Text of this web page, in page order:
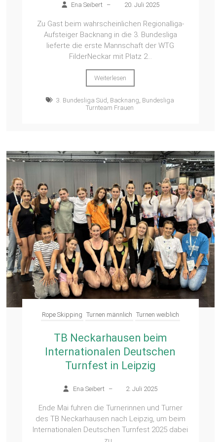
Ena Seibert – 20. Juli 2025
Zu Gast beim wahrscheinlichen Regionalliga-
Aufsteiger Backnang in die 3. Bundesliga
lieferte die erste Mannschaft der WTG
FilderNeckar mit Platz 2...
Weiterlesen
3. Bundesliga Süd Backnang Bundesliga
Turnteam Frauen
Rope Skipping Turnen männlich Turnen weiblich
TB Neckarhausen beim
Internationalen Deutschen
Turnfest in Leipzig
Ena Seibert – 2. Juli 2025
Ende Mai fuhren die Turnerinnen und Turner
des TB Neckarhausen nach Leipzig, um beim
Internationalen Deutschen Turnfest 2025 dabei